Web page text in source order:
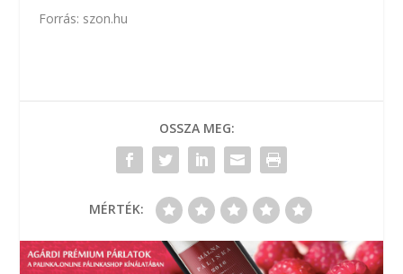
Forrás: szon.hu
OSSZA MEG:
MÉRTÉK: